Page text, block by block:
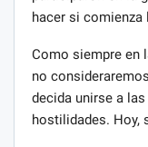
hacer si comienza
Como siempre en
no
decida unirse a
hostilidades. Hoy,